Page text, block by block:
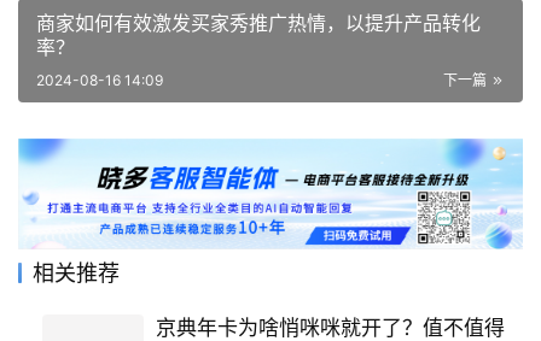
商家如何有效激发买家秀推广热情，以提升产品转化
率？
下一篇
2024-08-16 14:09
相关推荐
京典年卡为啥悄咪咪就开了？值不值得